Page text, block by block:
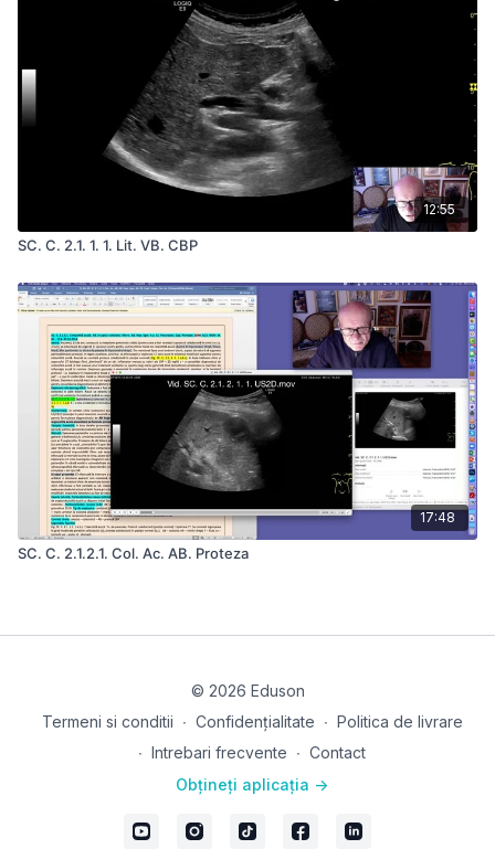
12:55
SC. C. 2.1. 1. 1. Lit. VB. CBP
17:48
SC. C. 2.1.2.1. Col. Ac. AB. Proteza
© 2026 Eduson
Termeni si conditii ∙ Confidențialitate ∙ Politica de livrare
∙ Intrebari frecvente ∙ Contact
Obțineți aplicația ->